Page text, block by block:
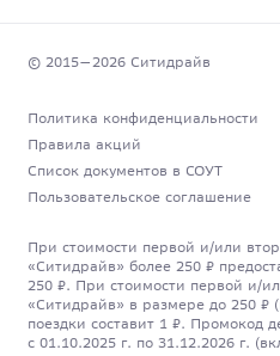
© 2015—2026 Cитидрайв
Политика конфиденциальности
Правила акций
Список документов в СОУТ
Пользовательское соглашение
При стоимости первой и/или
«Ситидрайв» более 250 ₽
250 ₽. При стоимости первой и/
«Ситидрайв» в размере до 250 ₽
поездки составит 1 ₽. Промокод
с 01.10.2025 г. по 31.12.2026 г.